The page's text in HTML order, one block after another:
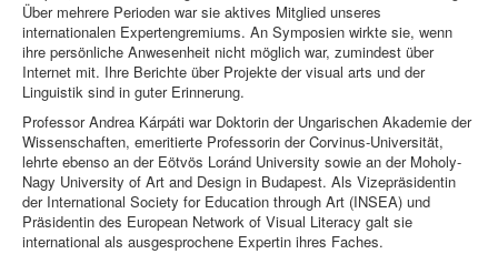
Über mehrere Perioden war sie aktives Mitglied unseres
internationalen Expertengremiums. An Symposien wirkte sie, wenn
ihre persönliche Anwesenheit nicht möglich war, zumindest über
Internet mit. Ihre Berichte über Projekte der visual arts und der
Linguistik sind in guter Erinnerung.
Professor Andrea Kárpáti war Doktorin der Ungarischen Akademie der
Wissenschaften, emeritierte Professorin der Corvinus-Universität,
lehrte ebenso an der Eötvös Loránd University sowie an der Moholy-
Nagy University of Art and Design in Budapest. Als Vizepräsidentin
der International Society for Education through Art (INSEA) und
Präsidentin des European Network of Visual Literacy galt sie
international als ausgesprochene Expertin ihres Faches.